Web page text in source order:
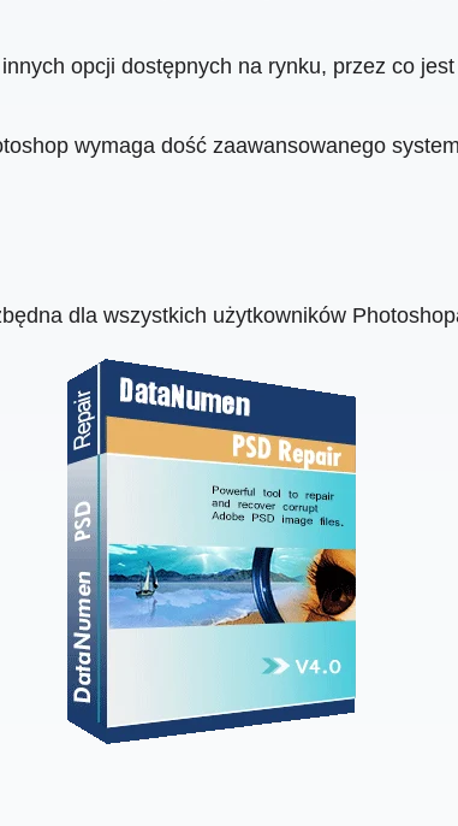
opcji dostępnych na rynku, przez co
wymaga dość zaawansowanego
dla wszystkich użytkowników